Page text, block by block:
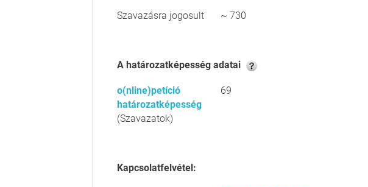
Szavazásra jogosult ~ 730
A határozatképesség adatai
o(nline)petíció
határozatképesség
(Szavazatok)
69
Kapcsolatfelvétel: